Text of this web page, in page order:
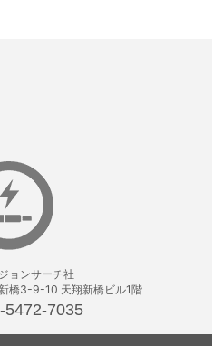
ョンサーチ社
橋3-9-10 天翔新橋ビル1階
5472-7035